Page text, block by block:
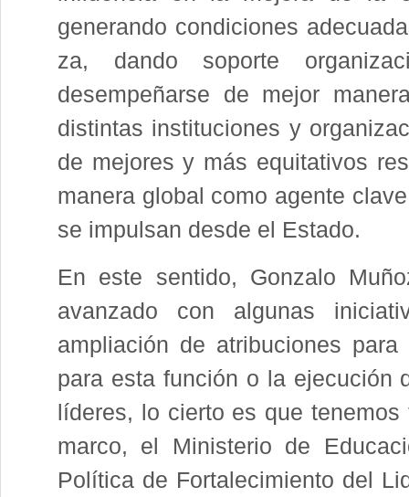
generando condiciones
za, dando soporte
desempeñarse de mejor
distintas instituciones y
de mejores y más equitativos
manera global como agente
se impul­san desde el Estado.
En este sentido, Gonzalo
avanza­do con algunas
ampliación de atribuciones
para esta función o la eje­cución
líderes, lo cierto es que
marco, el Ministerio de
Política de Fortaleci­miento del